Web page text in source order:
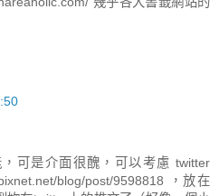
可是介面很醜，可以考慮 twitter
blog/post/9598818 ，放在